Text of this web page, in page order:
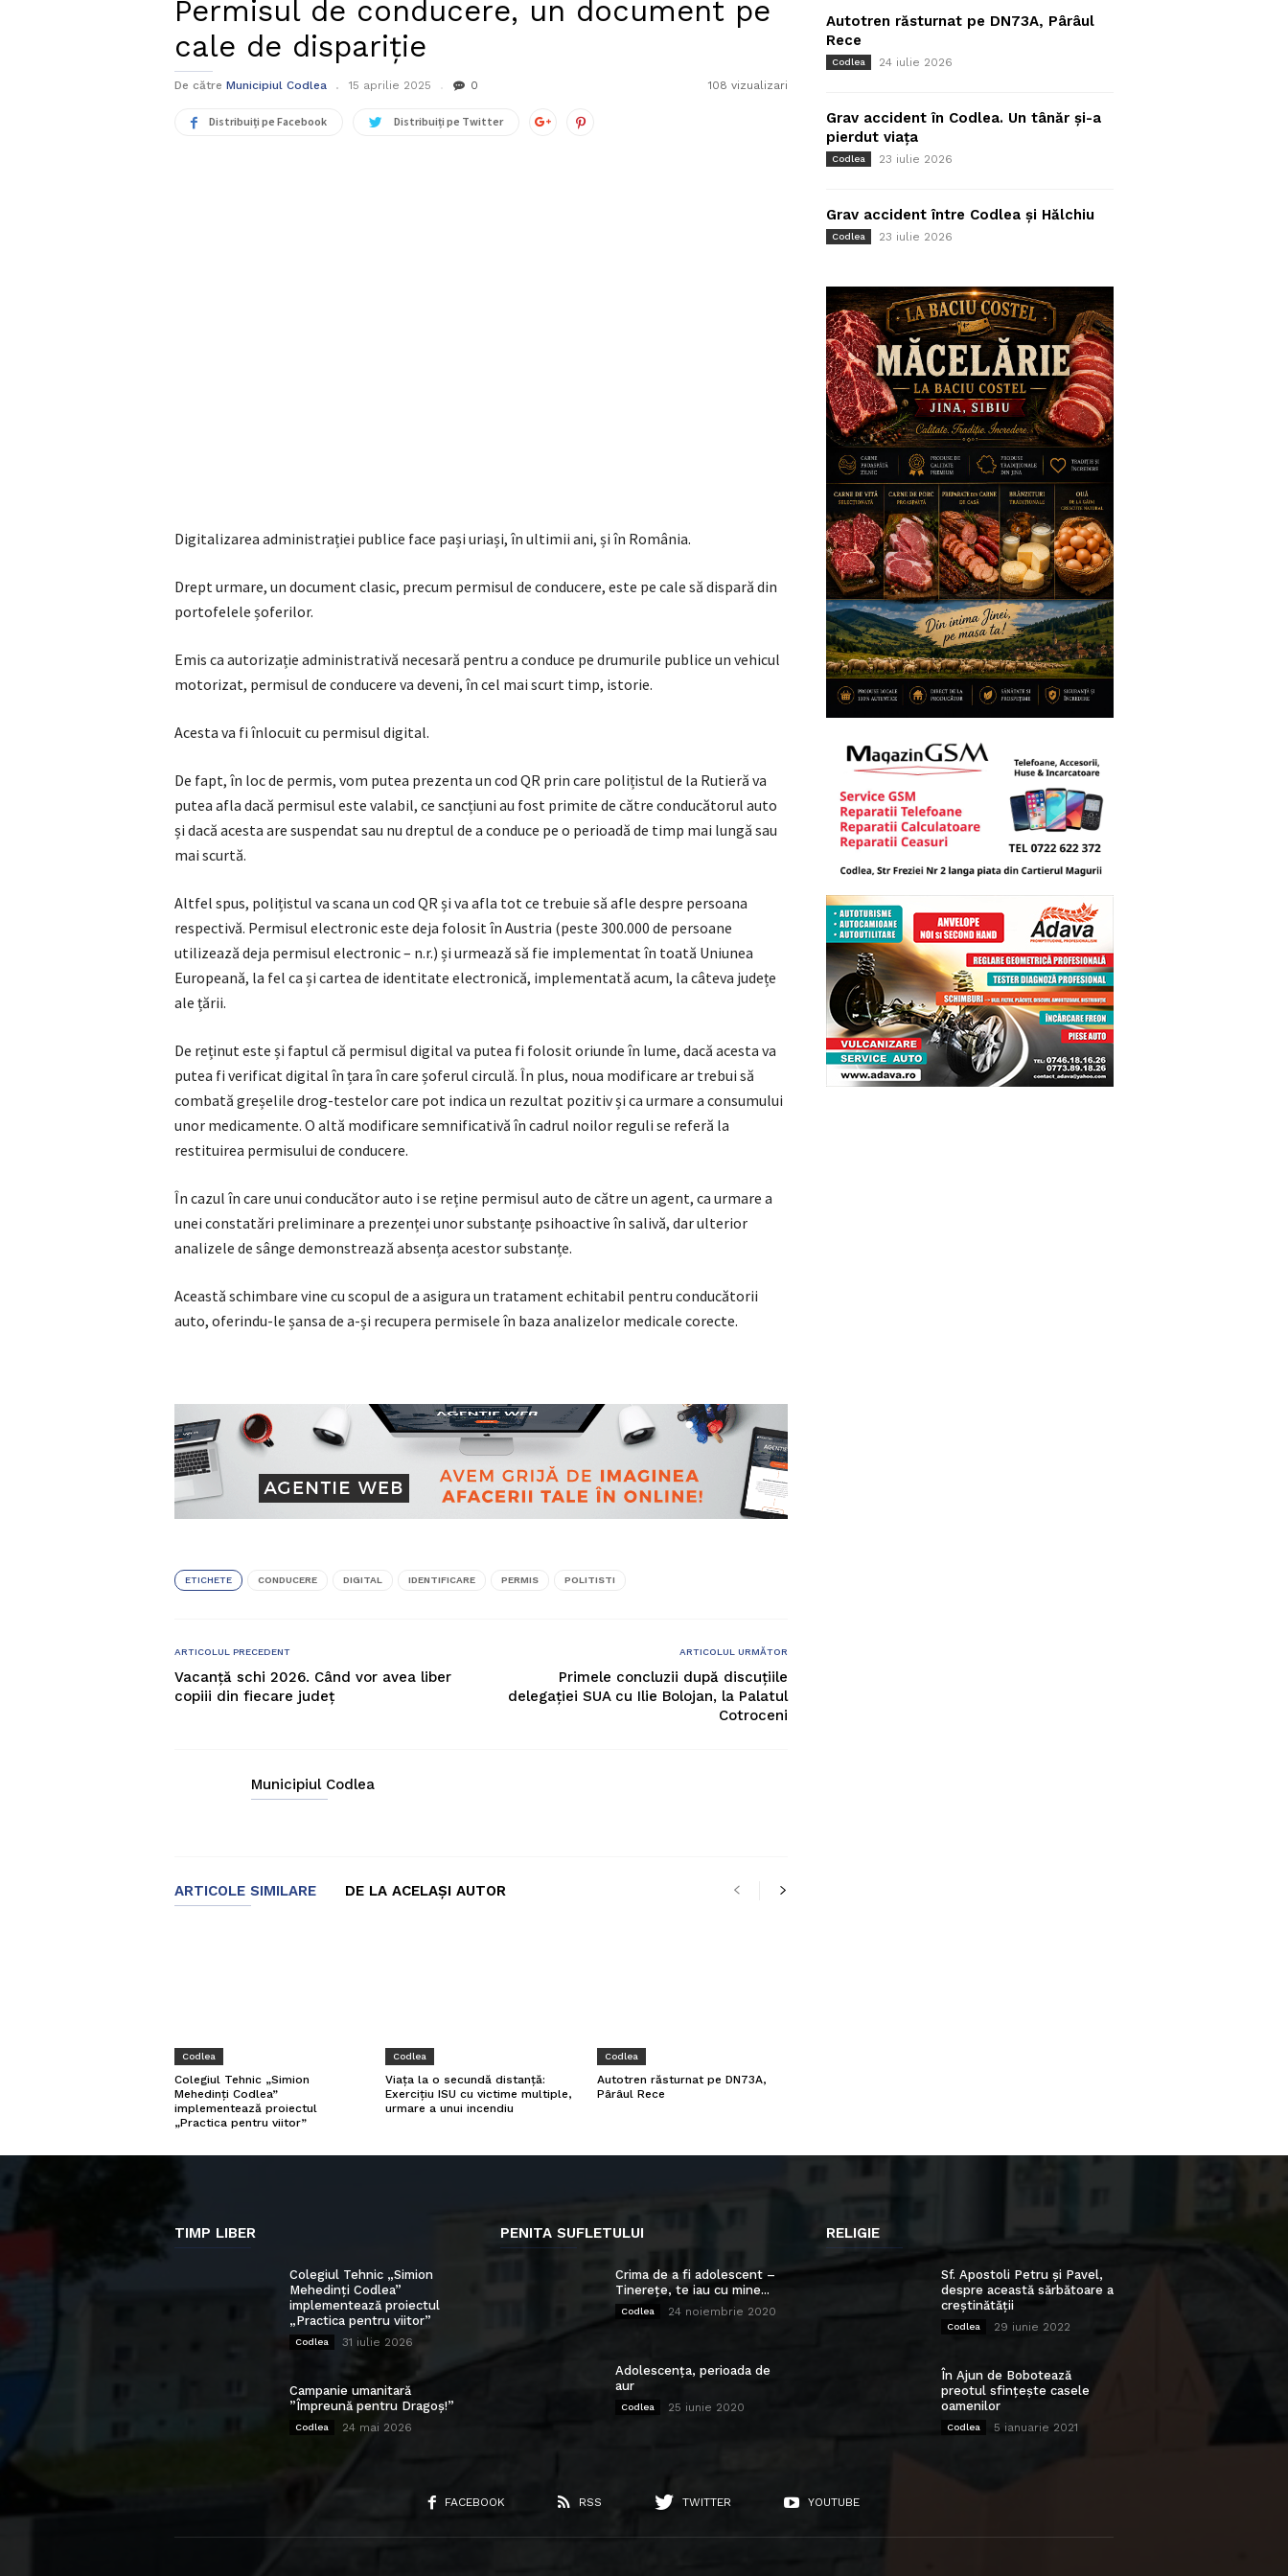
Permisul de conducere, un document pe
cale de dispariție
De către Municipiul Codlea 15 aprilie 2025 0 108 vizualizari
Distribuiți pe Facebook Distribuiți pe Twitter
Digitalizarea administrației publice face pași uriași, în ultimii ani, și în România.
Drept urmare, un document clasic, precum permisul de conducere, este pe cale să dispară din
portofelele șoferilor.
Emis ca autorizație administrativă necesară pentru a conduce pe drumurile publice un vehicul
motorizat, permisul de conducere va deveni, în cel mai scurt timp, istorie.
Acesta va fi înlocuit cu permisul digital.
De fapt, în loc de permis, vom putea prezenta un cod QR prin care polițistul de la Rutieră va
putea afla dacă permisul este valabil, ce sancțiuni au fost primite de către conducătorul auto
și dacă acesta are suspendat sau nu dreptul de a conduce pe o perioadă de timp mai lungă sau
mai scurtă.
Altfel spus, polițistul va scana un cod QR și va afla tot ce trebuie să afle despre persoana
respectivă. Permisul electronic este deja folosit în Austria (peste 300.000 de persoane
utilizează deja permisul electronic – n.r.) și urmează să fie implementat în toată Uniunea
Europeană, la fel ca și cartea de identitate electronică, implementată acum, la câteva județe
ale țării.
De reținut este și faptul că permisul digital va putea fi folosit oriunde în lume, dacă acesta va
putea fi verificat digital în țara în care șoferul circulă. În plus, noua modificare ar trebui să
combată greșelile drog-testelor care pot indica un rezultat pozitiv și ca urmare a consumului
unor medicamente. O altă modificare semnificativă în cadrul noilor reguli se referă la
restituirea permisului de conducere.
În cazul în care unui conducător auto i se reține permisul auto de către un agent, ca urmare a
unei constatări preliminare a prezenței unor substanțe psihoactive în salivă, dar ulterior
analizele de sânge demonstrează absența acestor substanțe.
Această schimbare vine cu scopul de a asigura un tratament echitabil pentru conducătorii
auto, oferindu-le șansa de a-și recupera permisele în baza analizelor medicale corecte.
ETICHETE CONDUCERE DIGITAL IDENTIFICARE PERMIS POLITISTI
ARTICOLUL PRECEDENT
Vacanță schi 2026. Când vor avea liber
copiii din fiecare judeţ
ARTICOLUL URMĂTOR
Primele concluzii după discuțiile
delegației SUA cu Ilie Bolojan, la Palatul
Cotroceni
Municipiul Codlea
ARTICOLE SIMILARE DE LA ACELAȘI AUTOR
Codlea
Colegiul Tehnic „Simion
Mehedinți Codlea”
implementează proiectul
„Practica pentru viitor”
Codlea
Viața la o secundă distanță:
Exercițiu ISU cu victime multiple,
urmare a unui incendiu
Codlea
Autotren răsturnat pe DN73A,
Pârâul Rece
Autotren răsturnat pe DN73A, Pârâul
Rece
Codlea 24 iulie 2026
Grav accident în Codlea. Un tânăr și-a
pierdut viața
Codlea 23 iulie 2026
Grav accident între Codlea și Hălchiu
Codlea 23 iulie 2026
TIMP LIBER
Colegiul Tehnic „Simion
Mehedinți Codlea”
implementează proiectul
„Practica pentru viitor”
Codlea 31 iulie 2026
Campanie umanitară
”Împreună pentru Dragoș!”
Codlea 24 mai 2026
PENITA SUFLETULUI
Crima de a fi adolescent –
Tinerețe, te iau cu mine...
Codlea 24 noiembrie 2020
Adolescența, perioada de
aur
Codlea 25 iunie 2020
RELIGIE
Sf. Apostoli Petru și Pavel,
despre această sărbătoare a
creștinătății
Codlea 29 iunie 2022
În Ajun de Bobotează
preotul sfințește casele
oamenilor
Codlea 5 ianuarie 2021
FACEBOOK RSS TWITTER YOUTUBE